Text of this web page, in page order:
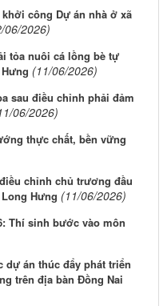
công Dự án nhà ở xã
06/2026)
tỏa nuôi cá lồng bè tự
(11/06/2026)
sau điều chỉnh phải đảm
06/2026)
thực chất, bền vững
chỉnh chủ trương đầu
Hưng (11/06/2026)
Thí sinh bước vào môn
dự án thúc đẩy phát triển
trên địa bàn Đồng Nai